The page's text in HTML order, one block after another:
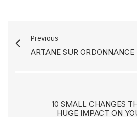
Previous
ARTANE SUR ORDONNANCE
10 SMALL CHANGES
HUGE IMPACT ON